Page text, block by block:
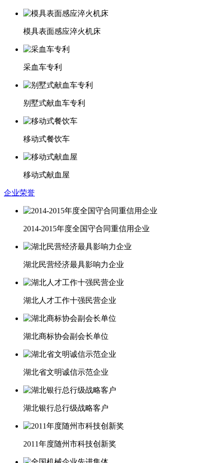
模具表面感应淬火机床
采血车专利
别墅式献血车专利
移动式餐饮车
移动式献血屋
企业荣誉
2014-2015年度全国守合同重信用企业
湖北民营经济最具影响力企业
湖北人才工作十强民营企业
湖北商标协会副会长单位
湖北省文明诚信示范企业
湖北银行总行级战略客户
2011年度随州市科技创新奖